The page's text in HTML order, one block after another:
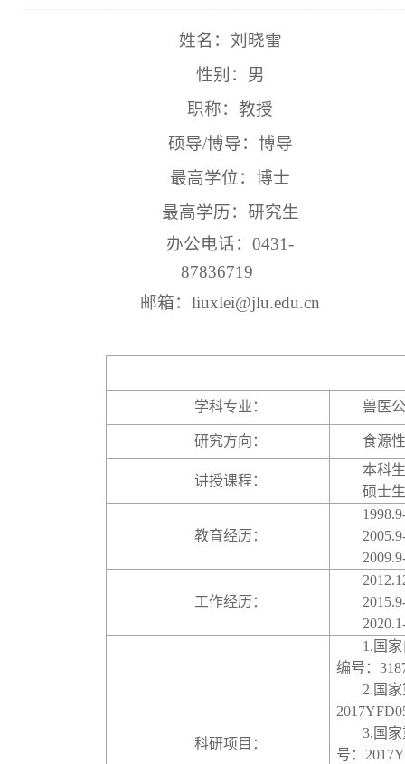
姓名：刘晓雷
性别：男
职称：教授
硕导/博导：博导
最高学位：博士
最高学历：研究生
办公电话：0431-
87836719
邮箱：liuxlei@jlu.edu.cn
学科专业： 兽医
研究方向： 食源
讲授课程：
本科
硕士
教育经历：
工作经历：
科研项目：
1. 国
编号：
2. 国
3. 国
号：